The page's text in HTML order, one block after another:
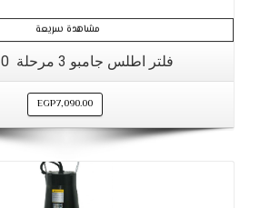
مشاهدة سريعة
فلتر اطلس جامبو 3 مرحلة 10 بوصة
EGP7,090.00